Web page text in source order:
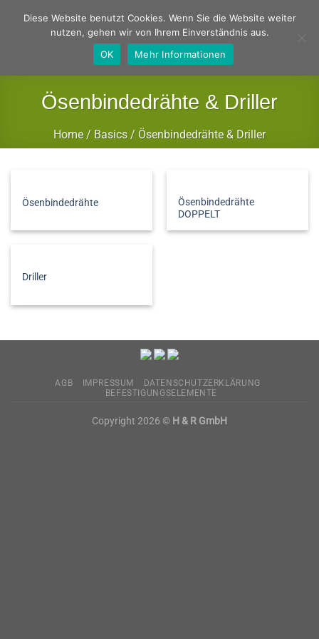
Inhalt
Ösenbindedrähte & Driller
Home / Basics / Ösenbindedrähte & Driller
Ösenbindedrähte
Ösenbindedrähte
DOPPELT
Driller
AGB IMPRESSUM
DATENSCHUTZERKLÄRUNG
BEFESTIGUNGSELEMENTE
Copyright 2026 © H & R GmbH
Diese Website benutzt Cookies. Wenn Sie die Website weiter
nutzen, gehen wir von Ihrem Einverständnis aus.
OK
Mehr Informationen